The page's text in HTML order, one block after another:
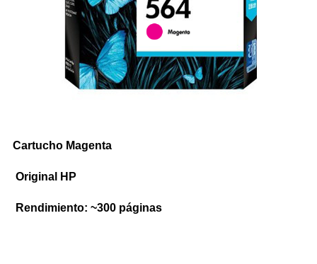
Impresora Láser Monocromatica
Impresora Multifunción Láser Color
Impresora Multifunción Láser Monocromatica
Cartucho Magenta
Original HP
Rendimiento: ~300 páginas